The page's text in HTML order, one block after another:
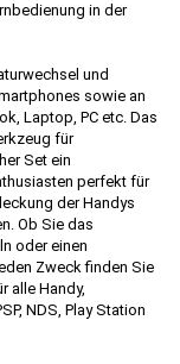
in der
und
sowie an
Laptop, PC etc. Das
für
Set ein
perfekt für
der Handys
Ob Sie das
oder einen
Zweck finden Sie
alle Handy,
NDS, Play Station